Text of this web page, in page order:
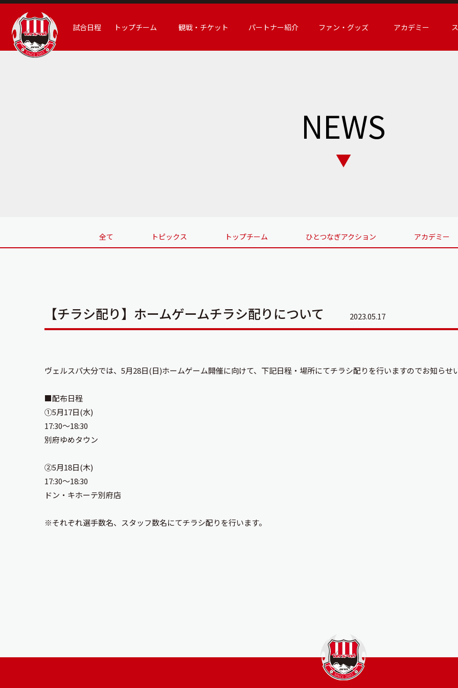
試合日程 トップチーム 観戦・チケット パートナー紹介 ファン・グッズ アカデミー
NEWS
全て トピックス トップチーム ひとつなぎアクション アカデミー
【チラシ配り】ホームゲームチラシ配りについて 2023.05.17
ヴェルスパ大分では、5月28日(日)ホームゲーム開催に向けて、下記日程・場所にてチラシ配りを行いますのでお知らせ
■配布日程
①5月17日(水)
17:30〜18:30
別府ゆめタウン
②5月18日(木)
17:30〜18:30
ドン・キホーテ別府店
※それぞれ選手数名、スタッフ数名にてチラシ配りを行います。